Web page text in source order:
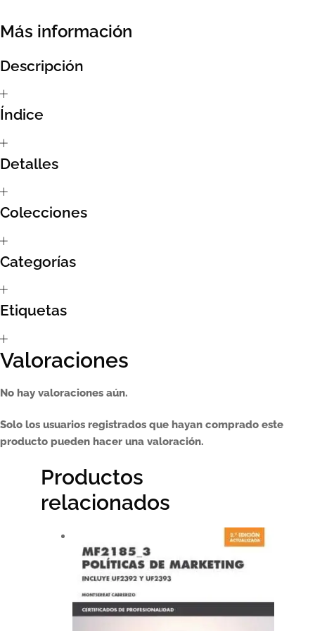
Sumate al sorteo Artcombo
Suscríbete a la newsletter de Marcombo
Suscripción
Más información
Descripción
Índice
Detalles
Colecciones
Categorías
Etiquetas
Valoraciones
No hay valoraciones aún.
Solo los usuarios registrados que hayan comprado este
producto pueden hacer una valoración.
Productos
relacionados